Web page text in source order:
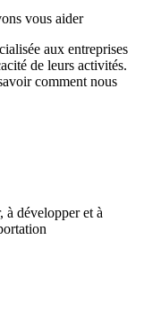
vous aider
aux entreprises
de leurs activités.
comment nous
à développer et à